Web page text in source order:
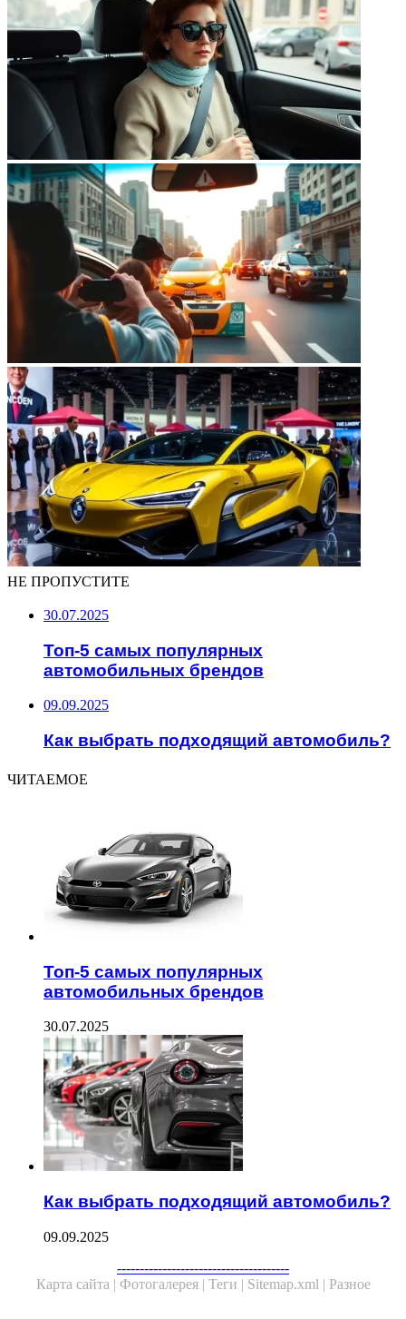
НЕ ПРОПУСТИТЕ
30.07.2025
Топ-5 самых популярных
автомобильных брендов
09.09.2025
Как выбрать подходящий автомобиль?
ЧИТАЕМОЕ
Топ-5 самых популярных
автомобильных брендов
30.07.2025
Как выбрать подходящий автомобиль?
09.09.2025
--------------------------------------
Карта сайта | Фотогалерея | Теги | Sitemap.xml | Разное